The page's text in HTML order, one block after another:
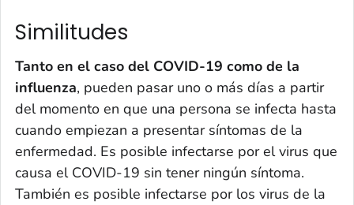
Similitudes
Tanto en el caso del COVID-19 como de la
influenza, pueden pasar uno o más días a partir
del momento en que una persona se infecta hasta
cuando empiezan a presentar síntomas de la
enfermedad. Es posible infectarse por el virus que
causa el COVID-19 sin tener ningún síntoma.
También es posible infectarse por los virus de la